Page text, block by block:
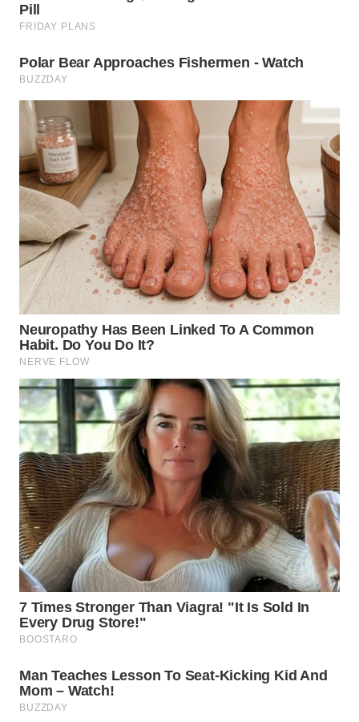
WN
SIMALUNGUN
WN
LABUHANBATU
WN
TAPANULI
TENGAH
WN DELI
SERDANG
WN
TEBING
TINGGI
WN
PAKPAK
WN
KARAWANG
WN
BEKASI
WN
BOGOR
DEPOK